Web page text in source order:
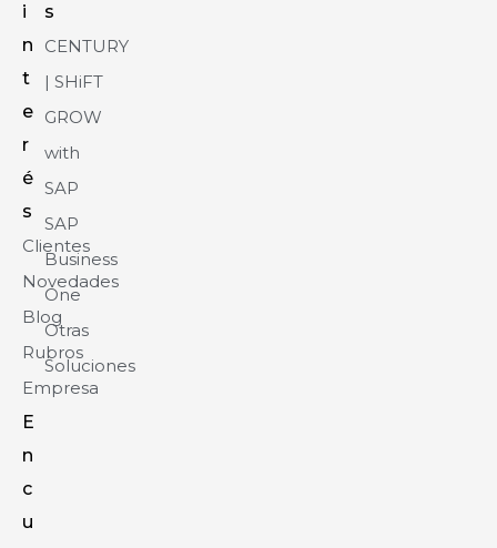
i
n
t
e
r
é
s
Clientes
Novedades
Blog
Rubros
Empresa
E
n
c
u
s
CENTURY
| SHiFT
GROW
with
SAP
SAP
Business
One
Otras
Soluciones